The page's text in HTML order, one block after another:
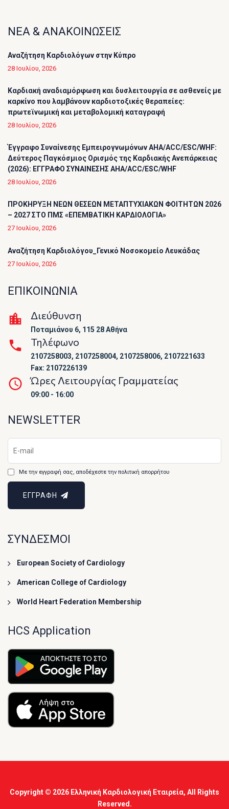
ΝΕΑ & ΑΝΑΚΟΙΝΩΣΕΙΣ
Αναζήτηση Καρδιολόγων στην Κύπρο
28 Ιουλίου, 2026
Καρδιακή αναδιαμόρφωση και δυσλειτουργία σε ασθενείς με
καρκίνο που λαμβάνουν καρδιοτοξικές θεραπείες:
πρωτεϊνωμική και μεταβολομική καταγραφή
28 Ιουλίου, 2026
Έγγραφο Συναίνεσης Εμπειρογνωμόνων AHA/ACC/ESC/WHF:
Δεύτερος Παγκόσμιος Ορισμός της Καρδιακής Ανεπάρκειας
(2026): ΕΓΓΡΑΦΟ ΣΥΝΑΙΝΕΣΗΣ AHA/ACC/ESC/WHF
28 Ιουλίου, 2026
ΠΡΟΚΗΡΥΞΗ ΝΕΩΝ ΘΕΣΕΩΝ ΜΕΤΑΠΤΥΧΙΑΚΩΝ ΦΟΙΤΗΤΩΝ 2026
– 2027 ΣΤΟ ΠΜΣ «ΕΠΕΜΒΑΤΙΚΗ ΚΑΡΔΙΟΛΟΓΙΑ»
27 Ιουλίου, 2026
Αναζήτηση Καρδιολόγου_Γενικό Νοσοκομείο Λευκάδας
27 Ιουλίου, 2026
ΕΠΙΚΟΙΝΩΝΙΑ
Διεύθυνση
Ποταμιάνου 6, 115 28 Αθήνα
Τηλέφωνο
2107258003, 2107258004, 2107258006, 2107221633
Fax: 2107226139
Ώρες Λειτουργίας Γραμματείας
09:00 - 16:00
NEWSLETTER
Με την εγγραφή σας, αποδέχεστε την πολιτική απορρήτου
ΕΓΓΡΑΦΗ
ΣΥΝΔΕΣΜΟΙ
European Society of Cardiology
American College of Cardiology
World Heart Federation Membership
HCS Application
Copyright © 2026 Ελληνική Καρδιολογική Εταιρεία, All Rights
Reserved.